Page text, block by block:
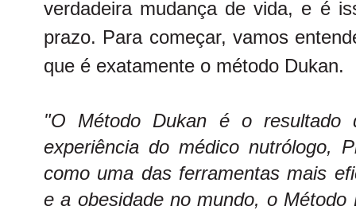
verdadeira mudança de vida, e é
prazo. Para começar, vamos
que é exatamente o método Dukan.
"O Método Dukan é o
experiência do médico nutrólogo,
como uma das ferramentas mais
e a obesidade no mundo, o